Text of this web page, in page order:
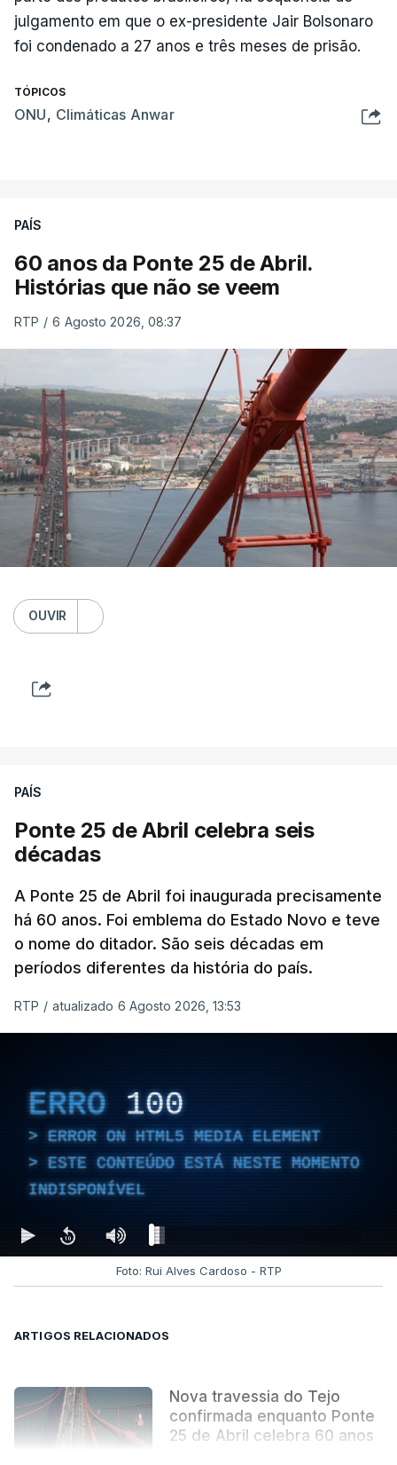
julgamento em que o ex-presidente Jair Bolsonaro
foi condenado a 27 anos e três meses de prisão.
TÓPICOS
ONU, Climáticas Anwar
PAÍS
60 anos da Ponte 25 de Abril.
Histórias que não se veem
RTP / 6 Agosto 2026, 08:37
OUVIR
PAÍS
Ponte 25 de Abril celebra seis
décadas
A Ponte 25 de Abril foi inaugurada precisamente
há 60 anos. Foi emblema do Estado Novo e teve
o nome do ditador. São seis décadas em
períodos diferentes da história do país.
RTP / atualizado 6 Agosto 2026, 13:53
ERRO 100
ERROR ON HTML5 MEDIA ELEMENT
ESTE CONTEÚDO ESTÁ NESTE MOMENTO
INDISPONÍVEL
Foto: Rui Alves Cardoso - RTP
ARTIGOS RELACIONADOS
Nova travessia do Tejo
confirmada enquanto Ponte
25 de Abril celebra 60 anos